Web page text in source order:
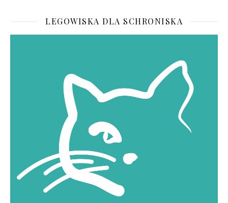
LEGOWISKA DLA SCHRONISKA